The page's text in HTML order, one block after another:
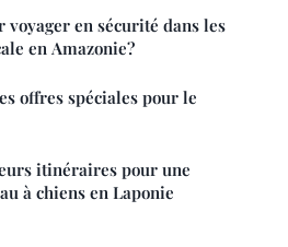
voyager en sécurité dans les
en Amazonie?
offres spéciales pour le
itinéraires pour une
à chiens en Laponie